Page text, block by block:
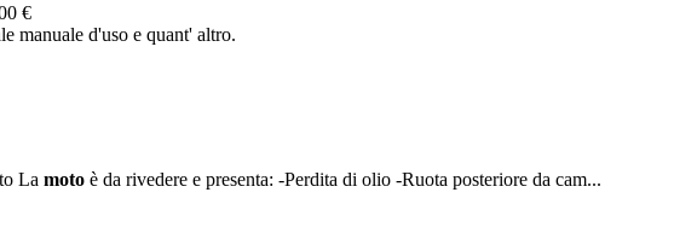
€
manuale d'uso e quant' altro.
La moto è da rivedere e presenta: -Perdita di olio -Ruota posteriore da cam...